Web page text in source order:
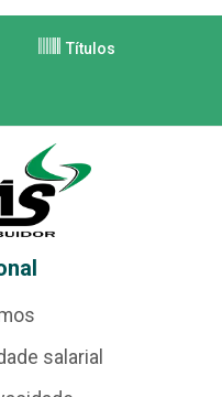
Títulos
salarial